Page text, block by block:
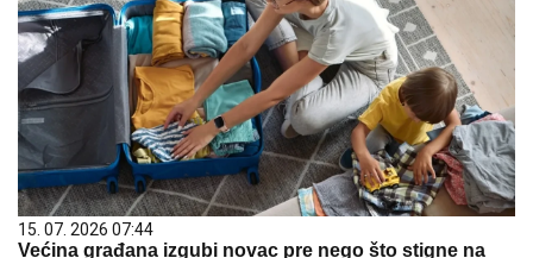
15. 07. 2026 07:44
Većina građana izgubi novac pre nego što stigne na